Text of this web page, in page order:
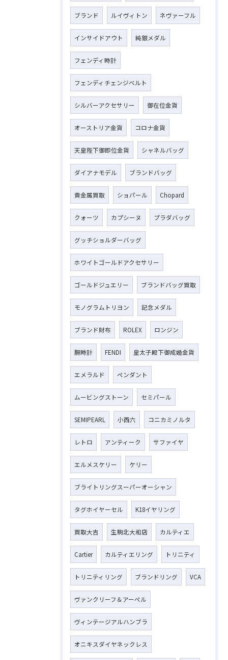
ブランド ルイヴィトン ネヴァーフル
インサイドアウト 純銀メダル
フェンディ時計
フェンディチェンジベルト
シルバーアクセサリー 御在位金貨
オーストリア金貨 コロナ金貨
天皇陛下御即位金貨 シャネルバッグ
ダイアナモデル ブランドバッグ
貴金属買取 ショパール Chopard
クォーツ カプシーヌ プラダバッグ
グッチショルダーバッグ
ホワイトゴールドアクセサリー
ゴールドジュエリー ブランドバッグ買取
モノグラムトリヨン 記念メダル
ブランド財布 ROLEX ロンジン
腕時計 FENDI 皇太子殿下御成婚金貨
エメラルド ペンダント
ムービングストーン セミパール
SEMIPEARL 小西六 コニカミノルタ
レトロ アンティーク サファイヤ
エルメスケリー ケリー
ブライトリングスーパーオーシャン
タグホイヤーセル K18イヤリング
買取大吉 生駒北大和店 カルティエ
Cartier カルティエリング トリニティ
トリニティリング ブランドリング VCA
ヴァンクリーフ＆アーペル
ヴィンテージアルハンブラ
オニキスダイヤネックレス